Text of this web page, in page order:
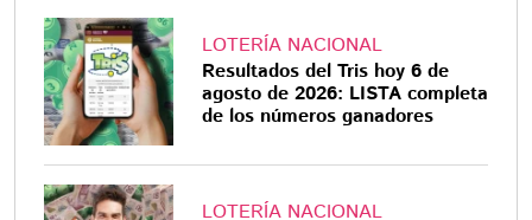
LOTERÍA NACIONAL
Resultados del Tris hoy 6 de
agosto de 2026: LISTA completa
de los números ganadores
LOTERÍA NACIONAL